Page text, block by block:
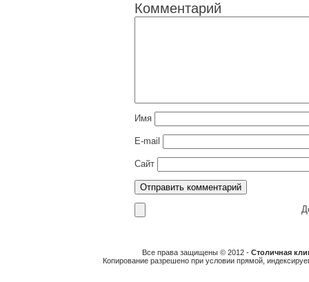
Комментарий
Имя
E-mail
Сайт
Все права защищены © 2012 - Столичная
Копирование разрешено при условии прямой,